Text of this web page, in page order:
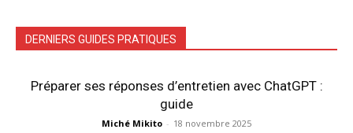
DERNIERS GUIDES PRATIQUES
Préparer ses réponses d’entretien avec ChatGPT :
guide
Miché Mikito - 18 novembre 2025